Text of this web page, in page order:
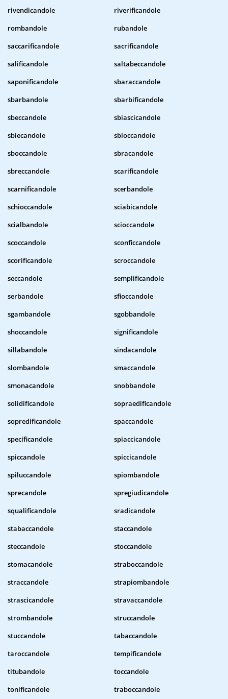
rivendicandole
riverificandole
rombandole
rubandole
saccarificandole
sacrificandole
salificandole
saltabeccandole
saponificandole
sbaraccandole
sbarbandole
sbarbificandole
sbeccandole
sbiascicandole
sbiecandole
sbloccandole
sboccandole
sbracandole
sbreccandole
scarificandole
scarnificandole
scerbandole
schioccandole
sciabicandole
scialbandole
scioccandole
scoccandole
sconficcandole
scorificandole
scroccandole
seccandole
semplificandole
serbandole
sfioccandole
sgambandole
sgobbandole
shoccandole
significandole
sillabandole
sindacandole
slombandole
smaccandole
smonacandole
snobbandole
solidificandole
sopraedificandole
sopredificandole
spaccandole
specificandole
spiaccicandole
spiccandole
spiccicandole
spiluccandole
spiombandole
sprecandole
spregiudicandole
squalificandole
sradicandole
stabaccandole
staccandole
steccandole
stoccandole
stomacandole
straboccandole
straccandole
strapiombandole
strascicandole
stravaccandole
strombandole
struccandole
stuccandole
tabaccandole
taroccandole
tempificandole
titubandole
toccandole
tonificandole
traboccandole